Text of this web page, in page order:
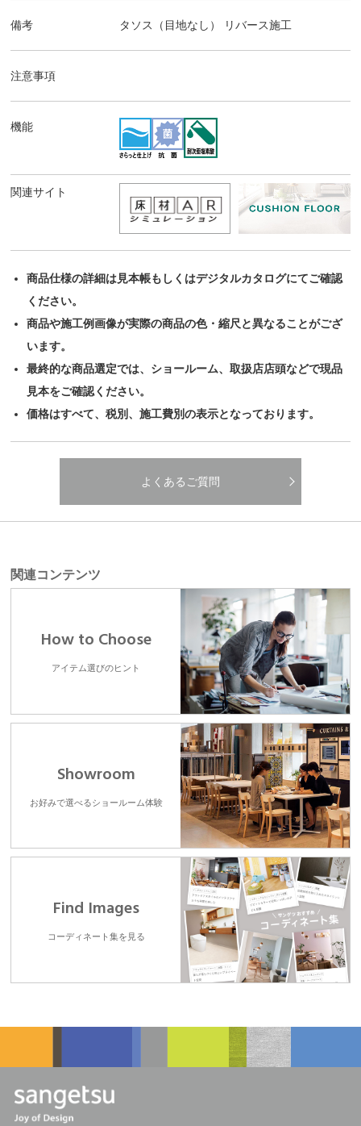
備考 タソス（目地なし） リバース施工
注意事項
機能
関連サイト
商品仕様の詳細は見本帳もしくはデジタルカタログにてご確認
ください。
商品や施工例画像が実際の商品の色・縮尺と異なることがござ
います。
最終的な商品選定では、ショールーム、取扱店店頭などで現品
見本をご確認ください。
価格はすべて、税別、施工費別の表示となっております。
よくあるご質問
関連コンテンツ
How to Choose
アイテム選びのヒント
Showroom
お好みで選べるショールーム体験
Find Images
コーディネート集を見る